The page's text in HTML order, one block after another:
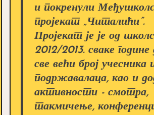
и покренули
пројекат „Читалићи”.
Пројекат је је од
2012/2013. сваке године
све већи број учесника
подржавалаца, као и
активности - смотра,
такмичење,